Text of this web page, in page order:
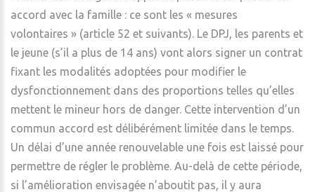
accord avec la famille : ce sont les « mesures
volontaires » (article 52 et suivants). Le DPJ, les parents et
le jeune (s’il a plus de 14 ans) vont alors signer un contrat
fixant les modalités adoptées pour modifier le
dysfonctionnement dans des proportions telles qu’elles
mettent le mineur hors de danger. Cette intervention d’un
commun accord est délibérément limitée dans le temps.
Un délai d’une année renouvelable une fois est laissé pour
permettre de régler le problème. Au-delà de cette période,
si l’amélioration envisagée n’aboutit pas, il y aura